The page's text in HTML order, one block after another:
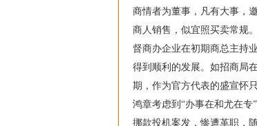
商情者为董事，凡有大事，
商人销售，似宜照买卖常规
督商办企业在初期商总主持
得到顺利的发展。如招商局
期，作为官方代表的盛宣怀
鸿章考虑到“办事在和尤在
挪款投机案发，惨遭革职，